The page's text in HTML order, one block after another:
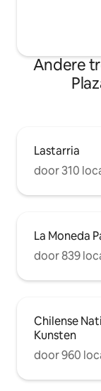
Andere
Lastarria
door 310
La Moneda
door 839
Chilense
Kunsten
door 960